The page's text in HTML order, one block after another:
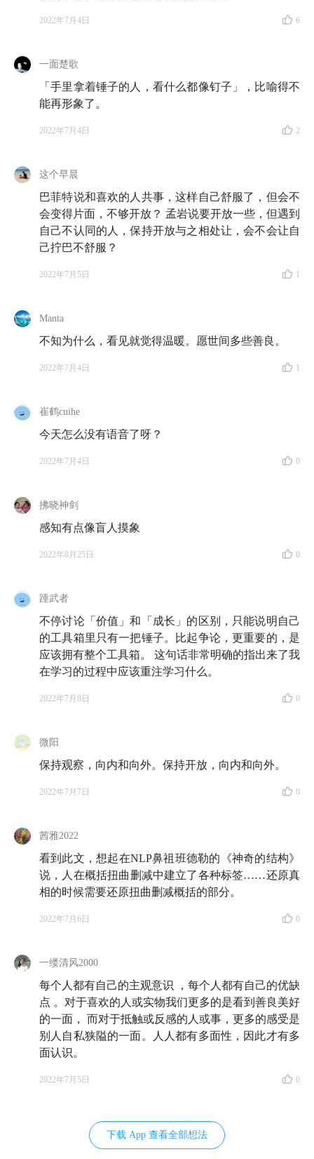
2022年7月4日 6
一面楚歌
「手里拿着锤子的人，看什么都像钉子」，比喻得不
能再形象了。
2022年7月4日 2
这个早晨
巴菲特说和喜欢的人共事，这样自己舒服了，但会不
会变得片面，不够开放？ 孟岩说要开放一些，但遇到
自己不认同的人，保持开放与之相处让，会不会让自
己拧巴不舒服？
2022年7月5日 1
Manta
不知为什么，看见就觉得温暖。愿世间多些善良。
2022年7月4日 1
崔鹤cuihe
今天怎么没有语音了呀？
2022年7月4日 0
拂晓神剑
感知有点像盲人摸象
2022年8月25日 0
踵武者
不停讨论「价值」和「成长」的区别，只能说明自己
的工具箱里只有一把锤子。比起争论，更重要的，是
应该拥有整个工具箱。 这句话非常明确的指出来了我
在学习的过程中应该重注学习什么。
2022年7月8日 0
微阳
保持观察，向内和向外。保持开放，向内和向外。
2022年7月7日 0
茜雅2022
看到此文，想起在NLP鼻祖班德勒的《神奇的结构》
说，人在概括扭曲删减中建立了各种标签……还原真
相的时候需要还原扭曲删减概括的部分。
2022年7月6日 0
一缕清风2000
每个人都有自己的主观意识 ，每个人都有自己的优缺
点 。对于喜欢的人或实物我们更多的是看到善良美好
的一面， 而对于抵触或反感的人或事，更多的感受是
别人自私狭隘的一面。人人都有多面性，因此才有多
面认识。
2022年7月5日 0
下载 App 查看全部想法